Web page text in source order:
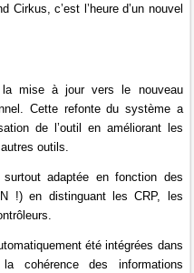
c’est l’heure d’un nouvel
mise à jour vers le nouveau
Cette refonte du système a
de l’outil en améliorant les
outils.
adaptée en fonction des
!) en distinguant les CRP, les
été intégrées dans
cohérence des informations